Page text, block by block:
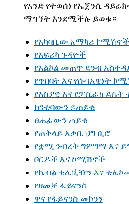
የአንድ የተወሰነ የኤጀንሲ
ማግኘት እንደሚችሉ ይወቁ።
የአካባቢው አማካሪ ኮሚሽኖች
የአፍሪካ ጉዳዮች
የአልኮል መጠጥ ደንብ
የጥበባት እና የሰብአዊነት
የእስያዊ እና የፓሲፊክ
ከንቲባውን ይጠይቁ
ፀሐፊውን ጠይቁ
የጠቅላይ አቃቤ ህግ ቢሮ
የቋሚ ንብረት ግምገማ እና
ቦርዶች እና ኮሚሽኖች
የኬብል ቴሌቪዥን እና
የዘመቻ ፋይናንስ
ዋና የፋይናንስ መኮንን